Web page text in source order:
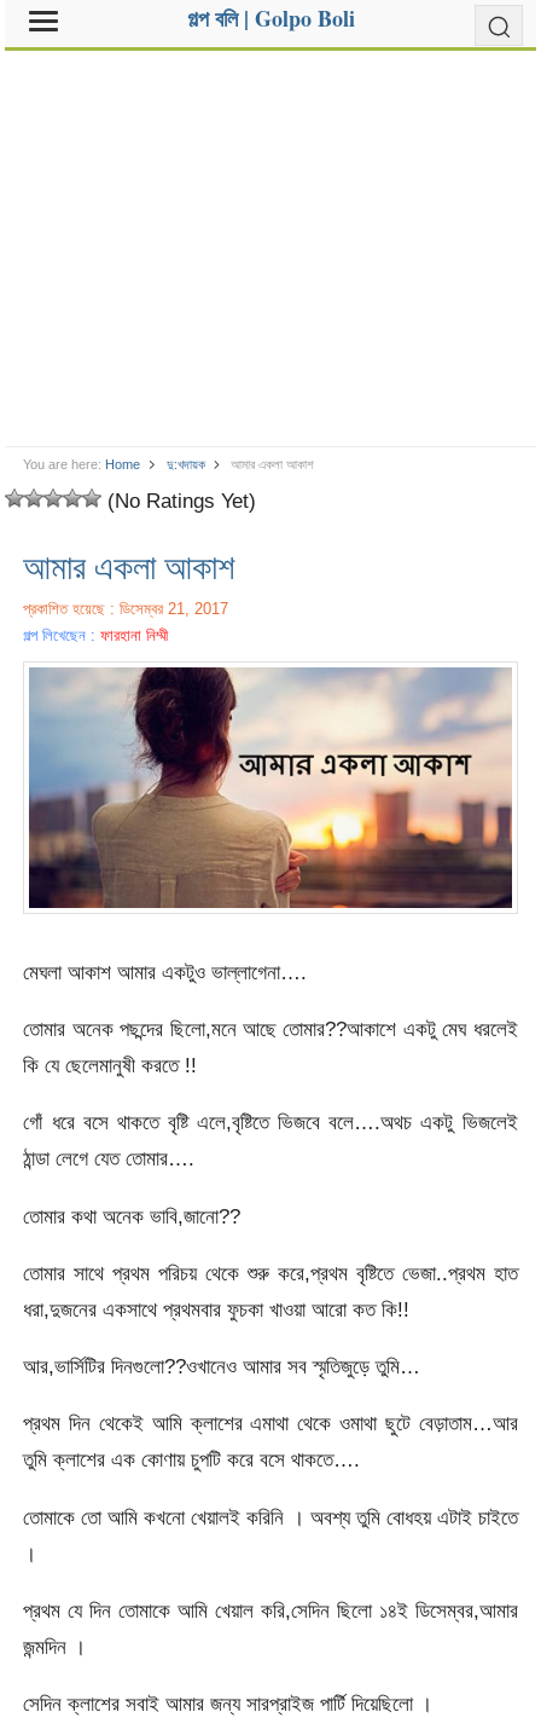
গল্প বলি | Golpo Boli
You are here: Home দু:খদায়ক আমার একলা আকাশ
(No Ratings Yet)
আমার একলা আকাশ
প্রকাশিত হয়েছে : ডিসেম্বর 21, 2017
গল্প লিখেছেন :ফারহানা নিম্মী
মেঘলা আকাশ আমার একটুও ভাল্লাগেনা….
তোমার অনেক পছন্দের ছিলো,মনে আছে তোমার??আকাশে একটু মেঘ ধরলেই
কি যে ছেলেমানুষী করতে !!
গোঁ ধরে বসে থাকতে বৃষ্টি এলে,বৃষ্টিতে ভিজবে বলে….অথচ একটু ভিজলেই
ঠান্ডা লেগে যেত তোমার….
তোমার কথা অনেক ভাবি,জানো??
তোমার সাথে প্রথম পরিচয় থেকে শুরু করে,প্রথম বৃষ্টিতে ভেজা..প্রথম হাত
ধরা,দুজনের একসাথে প্রথমবার ফুচকা খাওয়া আরো কত কি!!
আর,ভার্সিটির দিনগুলো??ওখানেও আমার সব স্মৃতিজুড়ে তুমি…
প্রথম দিন থেকেই আমি ক্লাশের এমাথা থেকে ওমাথা ছুটে বেড়াতাম…আর
তুমি ক্লাশের এক কোণায় চুপটি করে বসে থাকতে….
তোমাকে তো আমি কখনো খেয়ালই করিনি । অবশ্য তুমি বোধহয় এটাই চাইতে
।
প্রথম যে দিন তোমাকে আমি খেয়াল করি,সেদিন ছিলো ১৪ই ডিসেম্বর,আমার
জন্মদিন ।
সেদিন ক্লাশের সবাই আমার জন্য সারপ্রাইজ পার্টি দিয়েছিলো ।